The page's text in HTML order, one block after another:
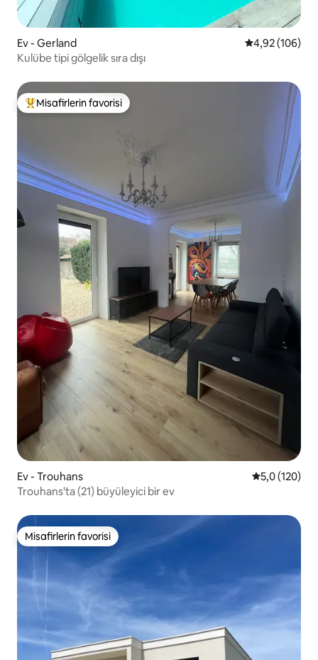
Ev - Gerland 5 üzerinden
4,92 (106)
Kulübe tipi gölgelik sıra dışı
Misafirlerin favorilerinden en beğenilenler arasında
Misafirlerin favorisi
Ev - Trouhans 5 üzerinden
5,0 (120)
Trouhans'ta (21) büyüleyici bir ev
Misafirlerin favorisi
Misafirlerin favorisi